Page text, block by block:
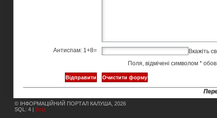
Антиспам: 1+8=
Вкажіть
Поля, відмічені символом *
© ІНФОРМАЦІЙНИЙ ПОРТАЛ КАЛУША, 2026
SQL: 4 | Вхід